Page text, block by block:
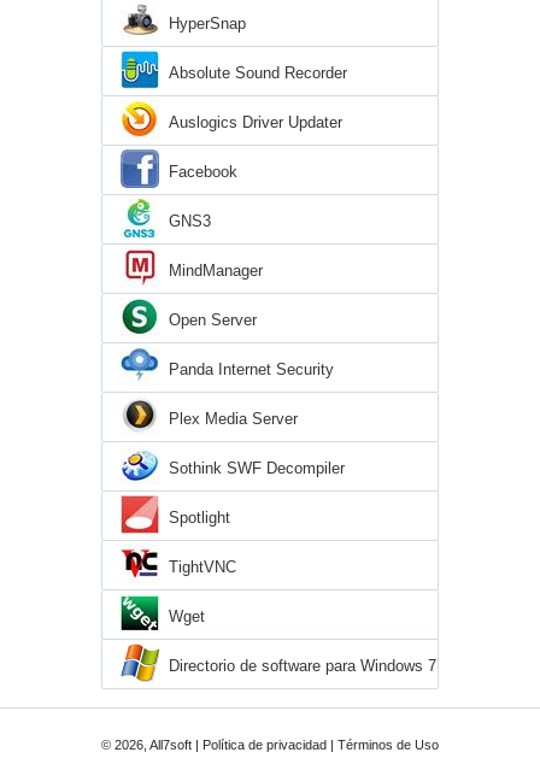
HyperSnap
Absolute Sound Recorder
Auslogics Driver Updater
Facebook
GNS3
MindManager
Open Server
Panda Internet Security
Plex Media Server
Sothink SWF Decompiler
Spotlight
TightVNC
Wget
Directorio de software para Windows 7
© 2026, All7soft | Política de privacidad Términos de Uso